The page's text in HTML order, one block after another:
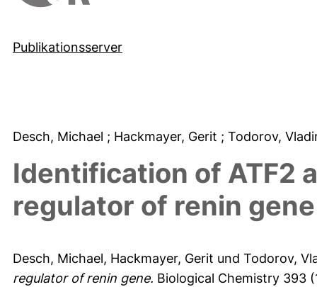
Publikationsserver
Desch, Michael ; Hackmayer, Gerit ; Todorov,
Identification of ATF2
regulator of renin gene
Desch, Michael, Hackmayer, Gerit und Todorov,
regulator of renin gene. Biological Chemistry 393